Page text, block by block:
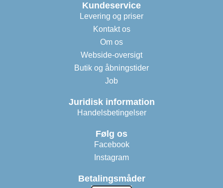
Kundeservice
Levering og priser
Kontakt os
Om os
Webside-oversigt
Butik og åbningstider
Job
Juridisk information
Handelsbetingelser
Følg os
Facebook
Instagram
Betalingsmåder